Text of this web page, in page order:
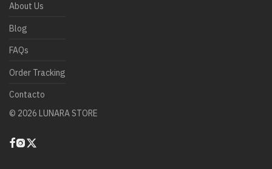
About Us
Blog
FAQs
Order Tracking
Contacto
© 2026 LUNARA STORE